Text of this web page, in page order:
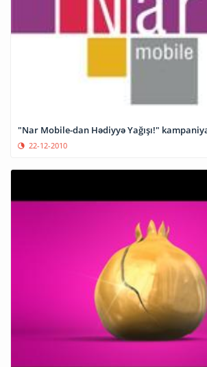
"Nar Mobile-dan Hədiyyə Yağışı!"
22-12-2010